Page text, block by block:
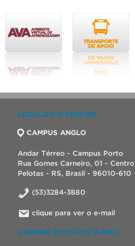
LOCALIZE O PPGCEM
CAMPUS ANGLO
Andar Térreo - Campus Porto
Rua Gomes Carneiro, 01 - Centro
Pelotas - RS, Brasil - 96010-610
(53)3284-3880
clique para ver o e-mail
ASSINAR BLOG POR E-MAIL